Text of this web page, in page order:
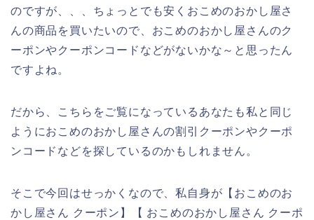
のですが、、、ちょっとでも安くおこめのおかし屋さ
んの商品を買いたいので、おこめのおかし屋さんのク
ーポンやクーポンコードなどがないかな～と思ったん
ですよね。
だから、こちらをご覧になっているあなたも私と同じ
ようにおこめのおかし屋さんの割引クーポンやクーポ
ンコードなどを探しているのかもしれません。
そこで今回はせっかくなので、私自身が【おこめのお
かし屋さん クーポン】【 おこめのおかし屋さん クーポ